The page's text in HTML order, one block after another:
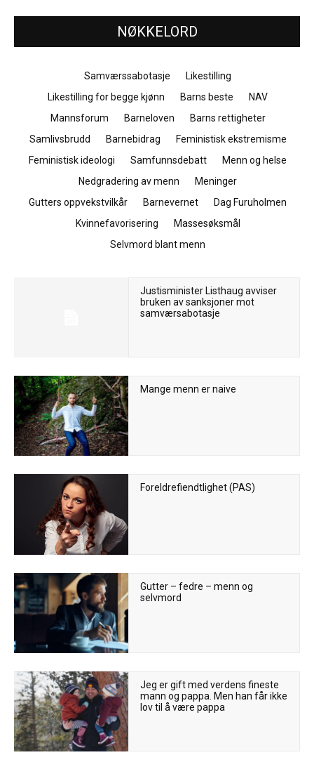
NØKKELORD
Samværssabotasje
Likestilling
Likestilling for begge kjønn
Barns beste
NAV
Mannsforum
Barneloven
Barns rettigheter
Samlivsbrudd
Barnebidrag
Feministisk ekstremisme
Feministisk ideologi
Samfunnsdebatt
Menn og helse
Nedgradering av menn
Meninger
Gutters oppvekstvilkår
Barnevernet
Dag Furuholmen
Kvinnefavorisering
Massesøksmål
Selvmord blant menn
Justisminister Listhaug avviser
bruken av sanksjoner mot
samværsabotasje
Mange menn er naive
Foreldrefiendtlighet (PAS)
Gutter – fedre – menn og
selvmord
Jeg er gift med verdens fineste
mann og pappa. Men han får ikke
lov til å være pappa